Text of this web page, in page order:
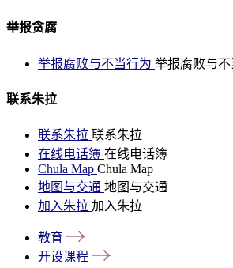
举报贪腐
举报腐败与不当行为 举报腐败与不
联系朱拉
联系朱拉 联系朱拉
在线电话簿 在线电话簿
Chula Map Chula Map
地图与交通 地图与交通
加入朱拉 加入朱拉
教育
开设课程